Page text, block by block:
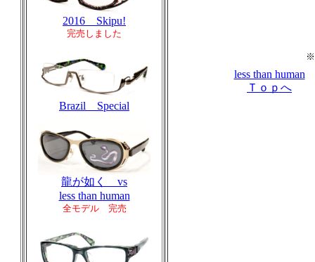
2016 Skipu!
完売しました
Brazil Special
龍が如く vs
less than human
全モデル 完売
※
less than human
Ｔｏｐへ